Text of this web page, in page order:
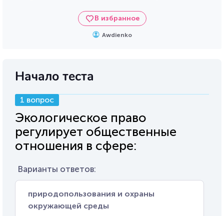
В избранное
Awdienko
Начало теста
1 вопрос
Экологическое право
регулирует общественные
отношения в сфере:
Варианты ответов:
природопользования и охраны
окружающей среды